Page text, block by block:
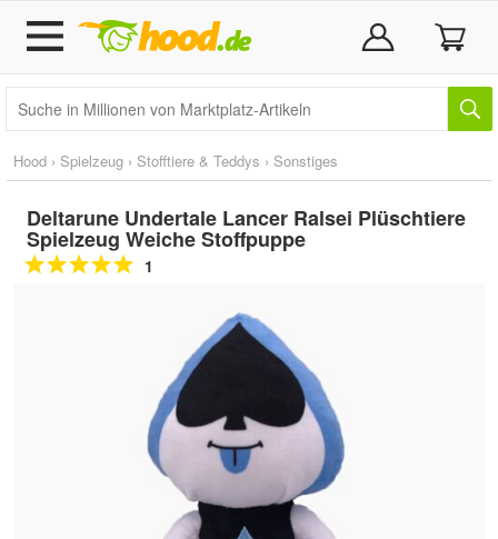
Hood › Spielzeug › Stofftiere & Teddys › Sonstiges
Deltarune Undertale Lancer Ralsei Plüschtiere
Spielzeug Weiche Stoffpuppe
1